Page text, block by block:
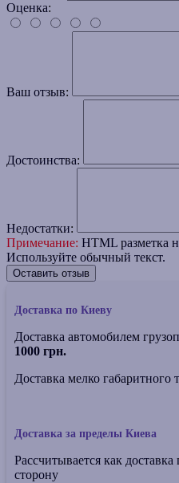
Оценка:
Ваш отзыв:
Достоинства:
Недостатки:
Примечание: HTML разметка
Используйте обычный текст.
Оставить отзыв
Доставка по Киеву
Доставка автомобилем
1000 грн.
Доставка мелко габаритного
Доставка за пределы Киева
Рассчитывается как
сторону